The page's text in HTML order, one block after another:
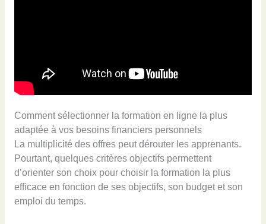
Comment sélectionner la formation en ligne la plus
adaptée à vos besoins financiers personnels
La multiplicité des offres peut dérouter les apprenants.
Pourtant, quelques critères objectifs permettent
d’orienter son choix pour choisir la formation la plus
efficace en fonction de ses objectifs, son budget et son
emploi du temps.